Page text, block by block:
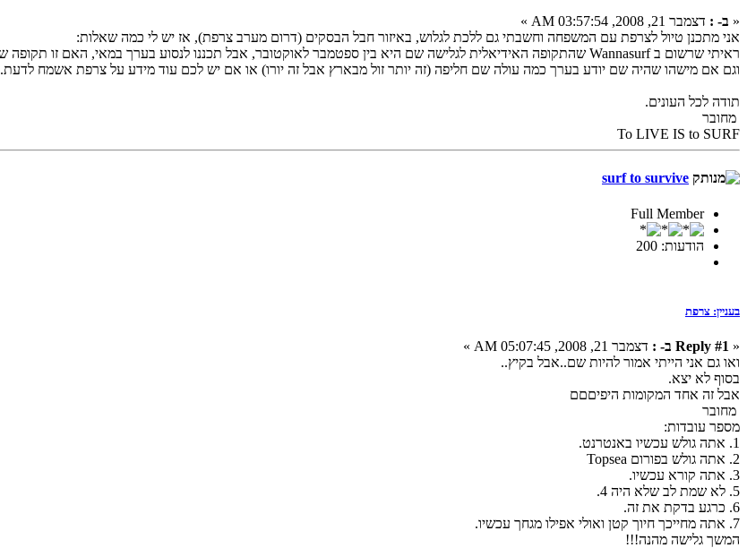
« ב- : דצמבר 21, 2008, 03:57:54 AM »
אני מתכנן טיול לצרפת עם המשפחה וחשבתי גם ללכת לגלוש, באיזור חבל הבסקים (דרום מערב צרפת), אז יש לי כמה שאלות:
ראיתי שרשום ב Wannasurf שהתקופה האידיאלית לגלישה שם היא בין ספטמבר לאוקטובר, אבל תכננו לנסוע בערך במאי, האם זו תקופה שיש שם גלים יפים או שאני אתייבש?
וגם אם מישהו שהיה שם יודע בערך כמה עולה שם חליפה (זה יותר זול מבארץ אבל זה יורו) או אם יש לכם עוד מידע על צרפת אשמח לדעת.
תודה לכל העונים.
מחובר
To LIVE IS to SURF
surf to survive
Full Member
הודעות: 200
בעניין: צרפת
« Reply #1 ב- :
דצמבר 21, 2008, 05:07:45 AM »
ואו גם אני הייתי אמור להיות שם..אבל בקיץ..
בסוף לא יצא.
אבל זה אחד המקומות היפיםםם
מחובר
מספר עובדות:
1. אתה גולש עכשיו באנטרנט.
2. אתה גולש בפורום Topsea
3. אתה קורא עכשיו.
5. לא שמת לב שלא היה 4.
6. כרגע בדקת את זה.
7. אתה מחייכך חיוך קטן ואולי אפילו מגחך עכשיו.
המשך גלישה מהנה!!!